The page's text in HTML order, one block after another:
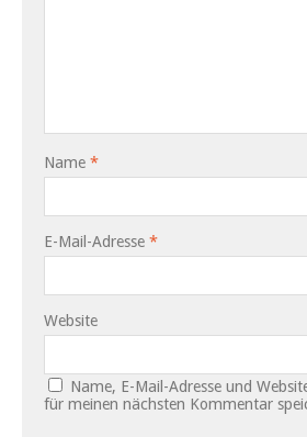
Name *
E-Mail-Adresse *
Website
Name, E-Mail-Adresse und
für meinen nächsten Kommentar